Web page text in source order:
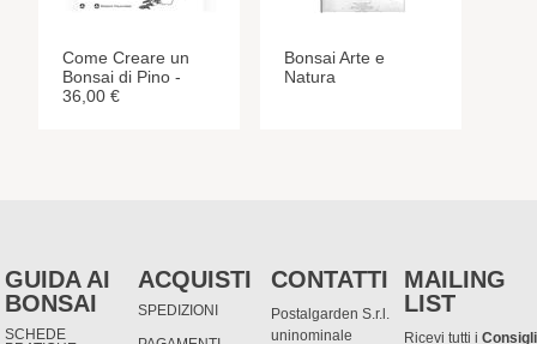
Come Creare un
Bonsai di Pino -
36,00 €
Bonsai Arte e
Natura
GUIDA AI
BONSAI
SCHEDE
ACQUISTI
SPEDIZIONI
CONTATTI
Postalgarden S.r.l.
uninominale
MAILING
LIST
Ricevi tutti i